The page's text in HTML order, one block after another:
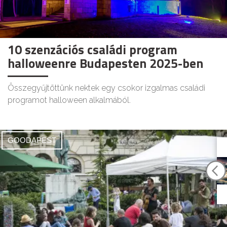
10 szenzációs családi program
halloweenre Budapesten 2025-ben
Összegyűjtöttünk nektek egy csokor izgalmas családi
programot halloween alkalmából.
GOODAPEST